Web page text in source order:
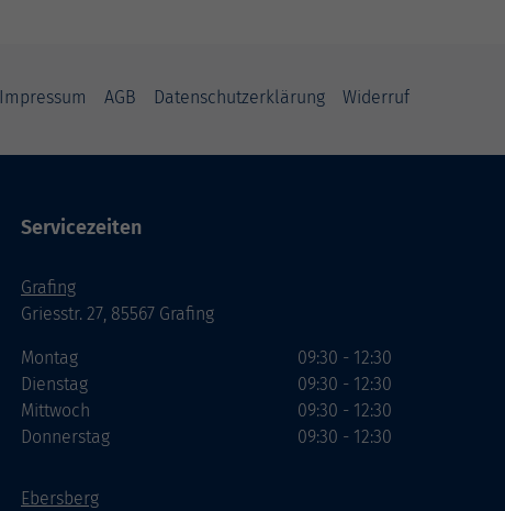
Impressum AGB Datenschutzerklärung Widerruf
Servicezeiten
Grafing
Griesstr. 27, 85567 Grafing
Montag
Dienstag
Mittwoch
Donnerstag
09:30 - 12:30
09:30 - 12:30
09:30 - 12:30
09:30 - 12:30
Ebersberg